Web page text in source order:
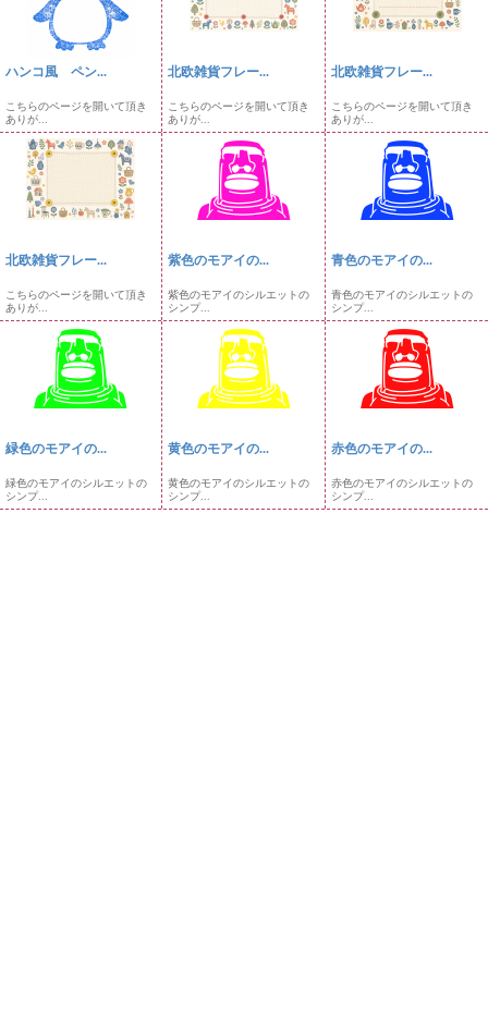
ハンコ風 ペン...
こちらのページを開いて頂き
ありが...
北欧雑貨フレー...
こちらのページを開いて頂き
ありが...
北欧雑貨フレー...
こちらのページを開いて頂き
ありが...
北欧雑貨フレー...
こちらのページを開いて頂き
ありが...
紫色のモアイの...
紫色のモアイのシルエットの
シンプ...
青色のモアイの...
青色のモアイのシルエットの
シンプ...
緑色のモアイの...
緑色のモアイのシルエットの
シンプ...
黄色のモアイの...
黄色のモアイのシルエットの
シンプ...
赤色のモアイの...
赤色のモアイのシルエットの
シンプ...